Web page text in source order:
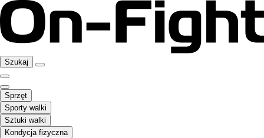
Szukaj
Sprzęt
Sporty walki
Sztuki walki
Kondycja fizyczna